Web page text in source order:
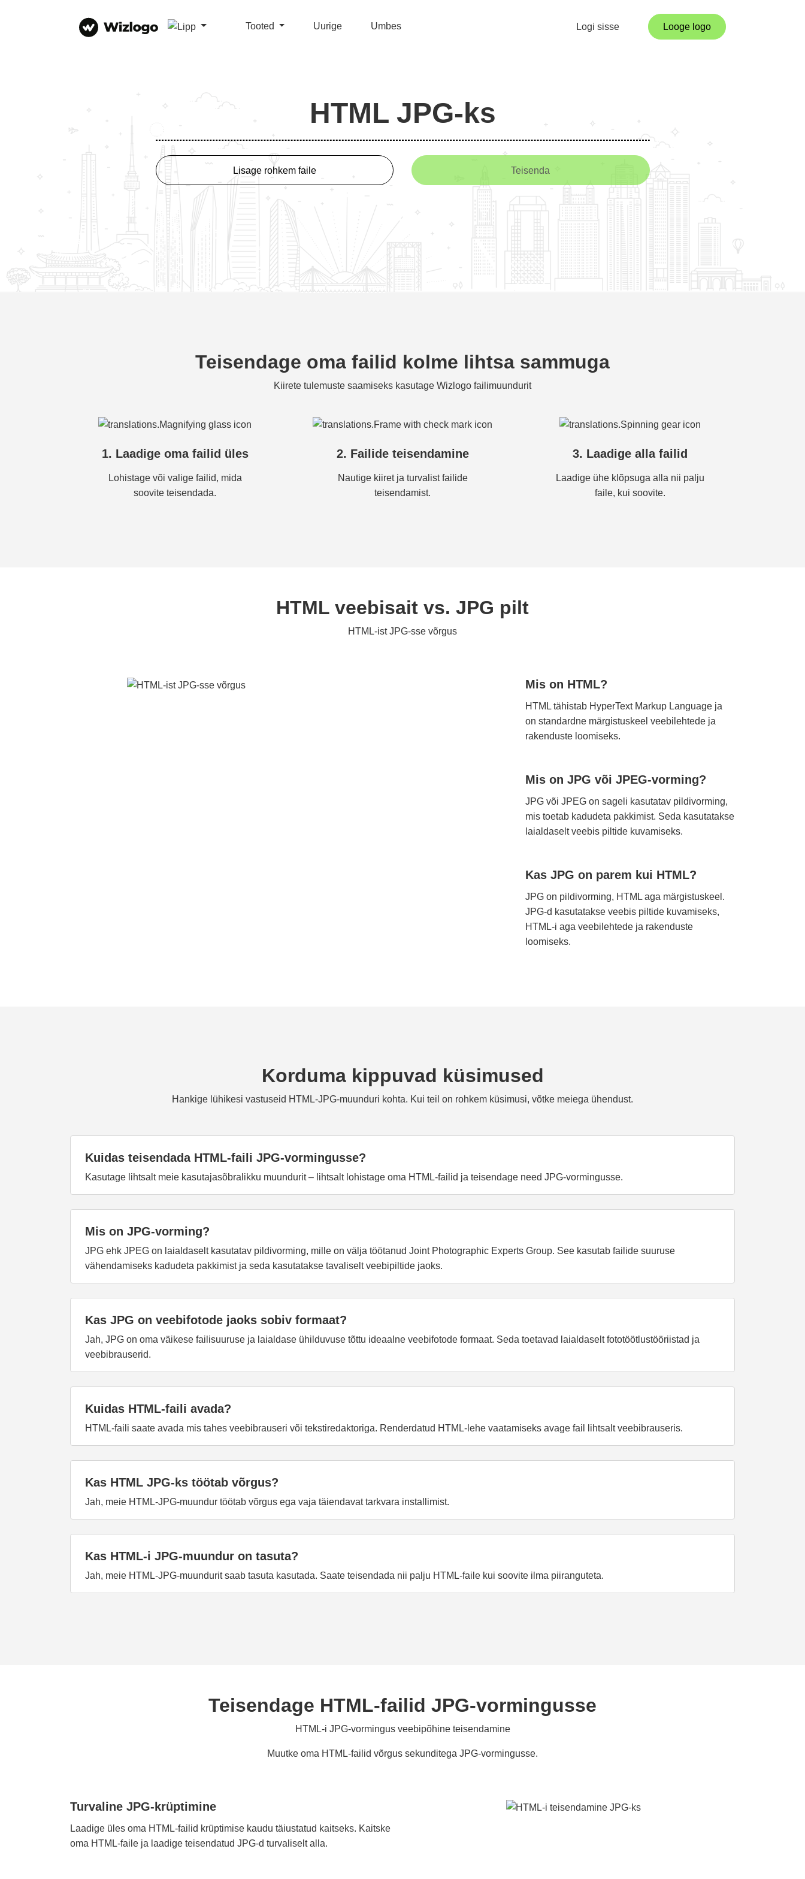
Tooted Uurige Umbes Logi sisse Looge logo
HTML JPG-ks
Lisage rohkem faile Teisenda
Teisendage oma failid kolme lihtsa sammuga
Kiirete tulemuste saamiseks kasutage Wizlogo failimuundurit
1. Laadige oma failid üles
Lohistage või valige failid, mida
soovite teisendada.
2. Failide teisendamine
Nautige kiiret ja turvalist failide
teisendamist.
3. Laadige alla failid
Laadige ühe klõpsuga alla nii palju
faile, kui soovite.
HTML veebisait vs. JPG pilt
HTML-ist JPG-sse võrgus
Mis on HTML?
HTML tähistab HyperText Markup Language ja
on standardne märgistuskeel veebilehtede ja
rakenduste loomiseks.
Mis on JPG või JPEG-vorming?
JPG või JPEG on sageli kasutatav pildivorming,
mis toetab kadudeta pakkimist. Seda kasutatakse
laialdaselt veebis piltide kuvamiseks.
Kas JPG on parem kui HTML?
JPG on pildivorming, HTML aga märgistuskeel.
JPG-d kasutatakse veebis piltide kuvamiseks,
HTML-i aga veebilehtede ja rakenduste
loomiseks.
Korduma kippuvad küsimused
Hankige lühikesi vastuseid HTML-JPG-muunduri kohta. Kui teil on rohkem küsimusi, võtke meiega ühendust.
Kuidas teisendada HTML-faili JPG-vormingusse?
Kasutage lihtsalt meie kasutajasõbralikku muundurit – lihtsalt lohistage oma HTML-failid ja teisendage need JPG-vormingusse.
Mis on JPG-vorming?
JPG ehk JPEG on laialdaselt kasutatav pildivorming, mille on välja töötanud Joint Photographic Experts Group. See kasutab failide suuruse
vähendamiseks kadudeta pakkimist ja seda kasutatakse tavaliselt veebipiltide jaoks.
Kas JPG on veebifotode jaoks sobiv formaat?
Jah, JPG on oma väikese failisuuruse ja laialdase ühilduvuse tõttu ideaalne veebifotode formaat. Seda toetavad laialdaselt fototöötlustööriistad ja
veebibrauserid.
Kuidas HTML-faili avada?
HTML-faili saate avada mis tahes veebibrauseri või tekstiredaktoriga. Renderdatud HTML-lehe vaatamiseks avage fail lihtsalt veebibrauseris.
Kas HTML JPG-ks töötab võrgus?
Jah, meie HTML-JPG-muundur töötab võrgus ega vaja täiendavat tarkvara installimist.
Kas HTML-i JPG-muundur on tasuta?
Jah, meie HTML-JPG-muundurit saab tasuta kasutada. Saate teisendada nii palju HTML-faile kui soovite ilma piiranguteta.
Teisendage HTML-failid JPG-vormingusse
HTML-i JPG-vormingus veebipõhine teisendamine
Muutke oma HTML-failid võrgus sekunditega JPG-vormingusse.
Turvaline JPG-krüptimine
Laadige üles oma HTML-failid krüptimise kaudu täiustatud kaitseks. Kaitske
oma HTML-faile ja laadige teisendatud JPG-d turvaliselt alla.